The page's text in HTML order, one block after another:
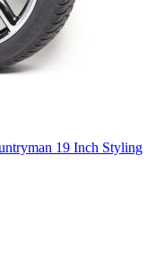
19 Inch Styling